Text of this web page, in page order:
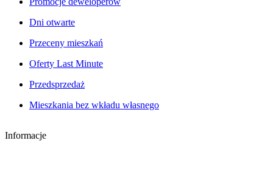
Dni otwarte
Przeceny mieszkań
Oferty Last Minute
Przedsprzedaż
Mieszkania bez wkładu własnego
Informacje